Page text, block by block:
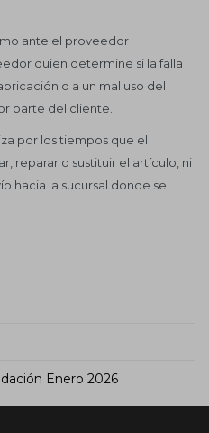
ante el proveedor
quien determine si la falla
o a un mal uso del
parte del cliente.
por los tiempos que el
reparar o sustituir el artículo, ni
hacia la sucursal donde se
Enero 2026